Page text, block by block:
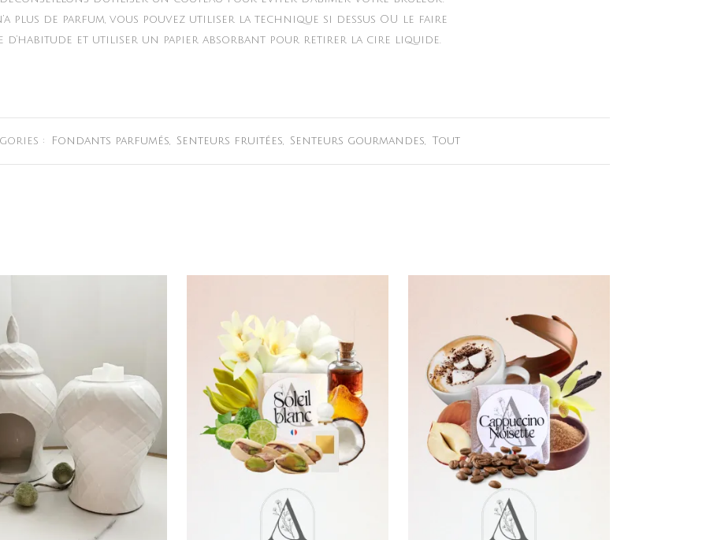
plus de parfum, vous pouvez utiliser la technique si dessus OU le faire
d’habitude et utiliser un papier absorbant pour retirer la cire liquide.
: Fondants parfumés, Senteurs fruitées, Senteurs gourmandes, Tout